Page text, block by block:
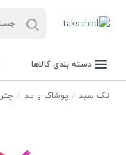
دسته بندی کالاها
تک سبد پوشاک و مد چتر